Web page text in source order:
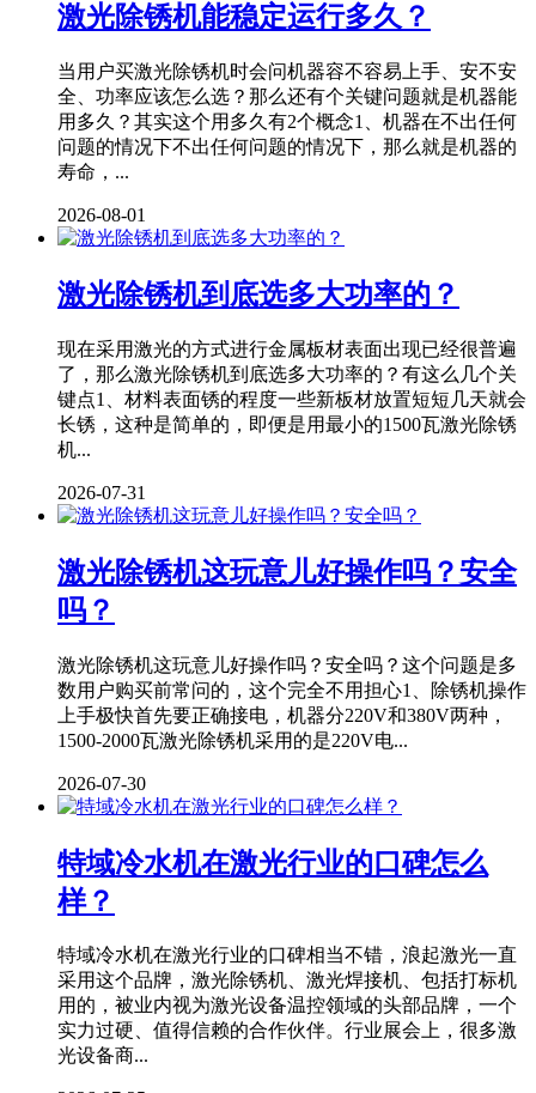
激光除锈机能稳定运行多久？
当用户买激光除锈机时会问机器容不容易上手、安不安
全、功率应该怎么选？那么还有个关键问题就是机器能
用多久？其实这个用多久有2个概念1、机器在不出任何
问题的情况下不出任何问题的情况下，那么就是机器的
寿命，...
2026-08-01
激光除锈机到底选多大功率的？
现在采用激光的方式进行金属板材表面出现已经很普遍
了，那么激光除锈机到底选多大功率的？有这么几个关
键点1、材料表面锈的程度一些新板材放置短短几天就会
长锈，这种是简单的，即便是用最小的1500瓦激光除锈
机...
2026-07-31
激光除锈机这玩意儿好操作吗？安全
吗？
激光除锈机这玩意儿好操作吗？安全吗？这个问题是多
数用户购买前常问的，这个完全不用担心1、除锈机操作
上手极快首先要正确接电，机器分220V和380V两种，
1500-2000瓦激光除锈机采用的是220V电...
2026-07-30
特域冷水机在激光行业的口碑怎么
样？
特域冷水机在激光行业的口碑相当不错，浪起激光一直
采用这个品牌，激光除锈机、激光焊接机、包括打标机
用的，被业内视为激光设备温控领域的头部品牌，一个
实力过硬、值得信赖的合作伙伴。行业展会上，很多激
光设备商...